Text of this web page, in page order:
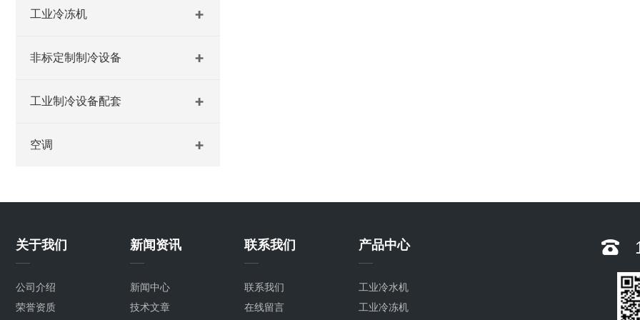
工业冷冻机
非标定制制冷设备
工业制冷设备配套
空调
关于我们
公司介绍
荣誉资质
新闻资讯
新闻中心
技术文章
联系我们
联系我们
在线留言
产品中心
工业冷水机
工业冷冻机